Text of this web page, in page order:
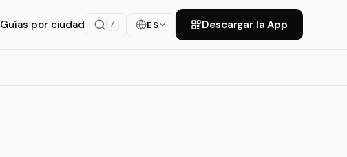
Guías por ciudad / ES Descargar la App